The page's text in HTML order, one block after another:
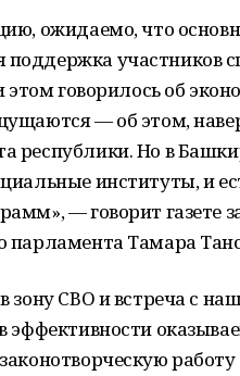
ожидаемо, что
участников
этом говорилось об
— об этом,
республики. Но в
институты, и
— говорит газете
парламента Тамара
зону СВО и встреча с
эффективности